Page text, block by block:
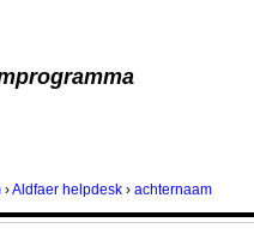
›Aldfaer helpdesk › achternaam